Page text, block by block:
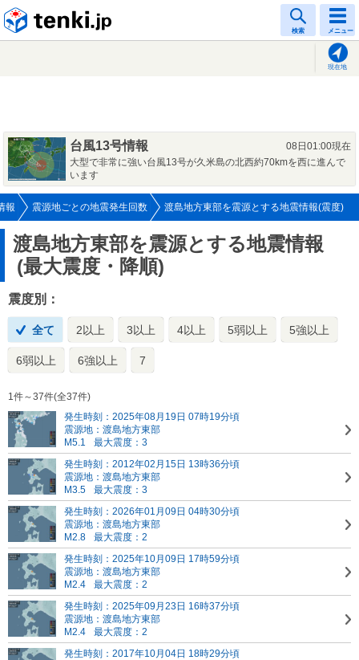
検索 メニュー
現在地
台風13号情報
08日01:00現在
大型で非常に強い台風13号が久米島の北西約70kmを西に進んで
います
報 震源地ごとの地震発生回数 渡島地方東部を震源とする地震情報(震度)
渡島地方東部を震源とする地震情報
(最大震度・降順)
震度別：
全て 2以上 3以上 4以上 5弱以上 5強以上
6弱以上 6強以上 7
1件～37件(全37件)
発生時刻：2025年08月19日 07時19分頃
震源地：渡島地方東部
M5.1
最大震度：3
発生時刻：2012年02月15日 13時36分頃
震源地：渡島地方東部
M3.5
最大震度：3
発生時刻：2026年01月09日 04時30分頃
震源地：渡島地方東部
M2.8
最大震度：2
発生時刻：2025年10月09日 17時59分頃
震源地：渡島地方東部
M2.4
最大震度：2
発生時刻：2025年09月23日 16時37分頃
震源地：渡島地方東部
M2.4
最大震度：2
発生時刻：2017年10月04日 18時29分頃